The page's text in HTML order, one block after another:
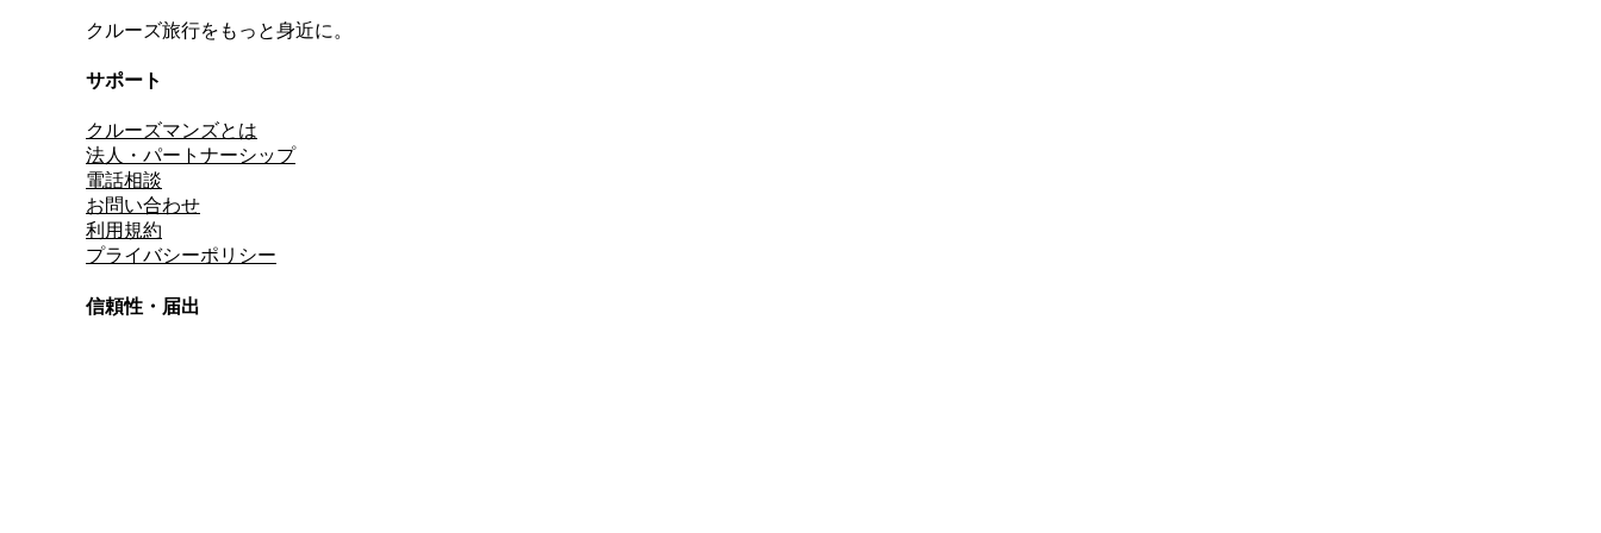
クルーズ旅行をもっと身近に。
サポート
クルーズマンズとは
法人・パートナーシップ
電話相談
お問い合わせ
利用規約
プライバシーポリシー
信頼性・届出